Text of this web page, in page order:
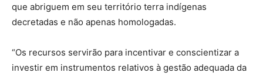
que abriguem em seu território terra indígenas
decretadas e não apenas homologadas.
“Os recursos servirão para incentivar e conscientizar a
investir em instrumentos relativos à gestão adequada da